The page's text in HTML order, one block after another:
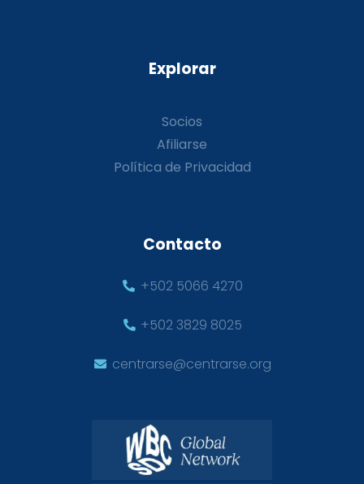
Explorar
Socios
Afiliarse
Política de Privacidad
Contacto
+502 5066 4270
+502 3829 8025
centrarse@centrarse.org